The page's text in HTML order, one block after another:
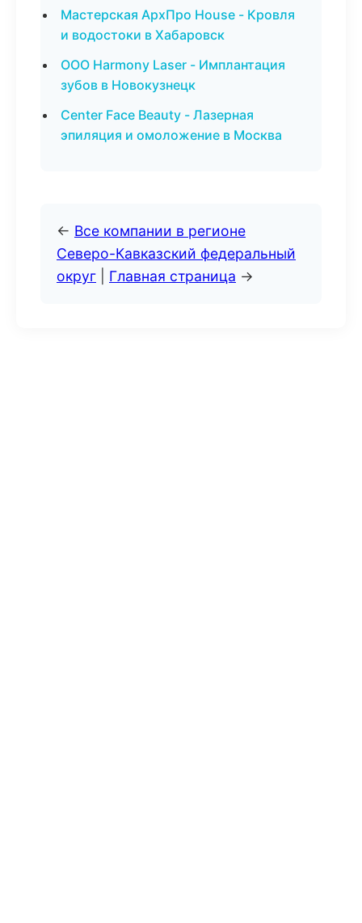
Мастерская АрхПро House - Кровля
и водостоки в Хабаровск
ООО Harmony Laser - Имплантация
зубов в Новокузнецк
Center Face Beauty - Лазерная
эпиляция и омоложение в Москва
← Все компании в регионе
Северо-Кавказский федеральный
округ
Главная страница →